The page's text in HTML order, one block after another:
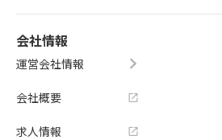
会社情報
運営会社情報
会社概要
求人情報